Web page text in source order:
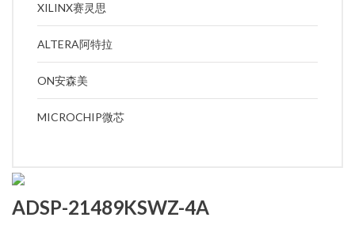
XILINX赛灵思
ALTERA阿特拉
ON安森美
MICROCHIP微芯
ADSP-21489KSWZ-4A